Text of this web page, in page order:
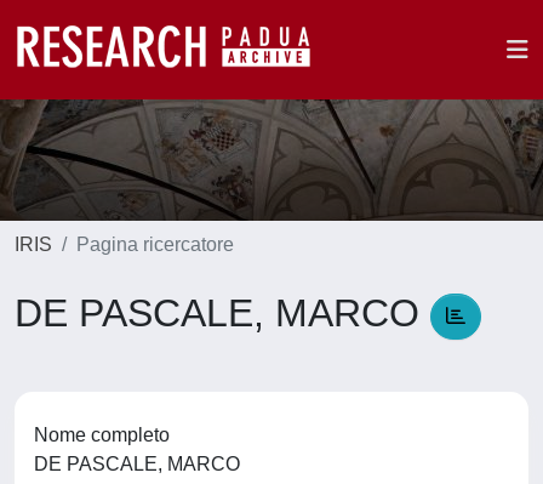
IRIS Pagina ricercatore
DE PASCALE, MARCO
Nome completo
DE PASCALE, MARCO